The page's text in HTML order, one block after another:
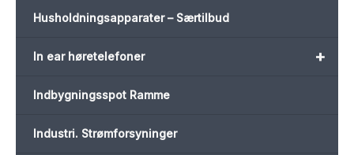
Husholdningsapparater – Særtilbud
+
In ear høretelefoner
Indbygningsspot Ramme
Industri. Strømforsyninger